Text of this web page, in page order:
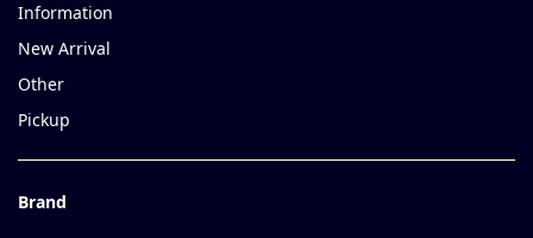
Information
New Arrival
Other
Pickup
Brand